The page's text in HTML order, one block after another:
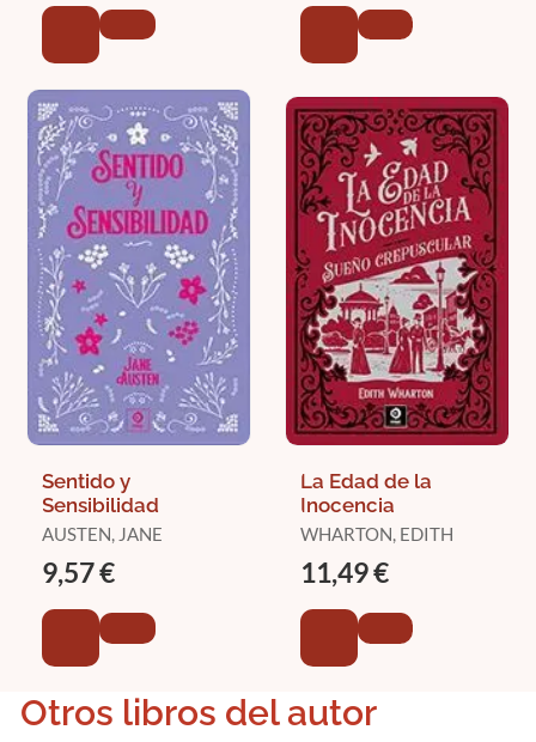
Sentido y
Sensibilidad
AUSTEN, JANE
9,57 €
La Edad de la
Inocencia
WHARTON, EDITH
11,49 €
Otros libros del autor